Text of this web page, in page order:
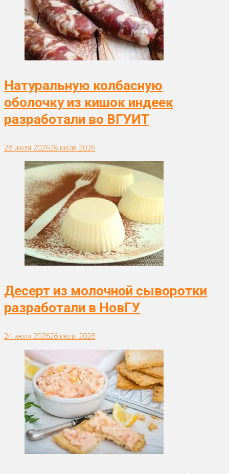
Натуральную колбасную
оболочку из кишок индеек
разработали во ВГУИТ
28 июля 202628 июля 2026
Десерт из молочной сыворотки
разработали в НовГУ
24 июля 202626 июля 2026